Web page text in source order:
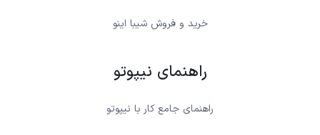
خرید و فروش شیبا اینو
راهنمای نیپوتو
راهنمای جامع کار با نیپوتو